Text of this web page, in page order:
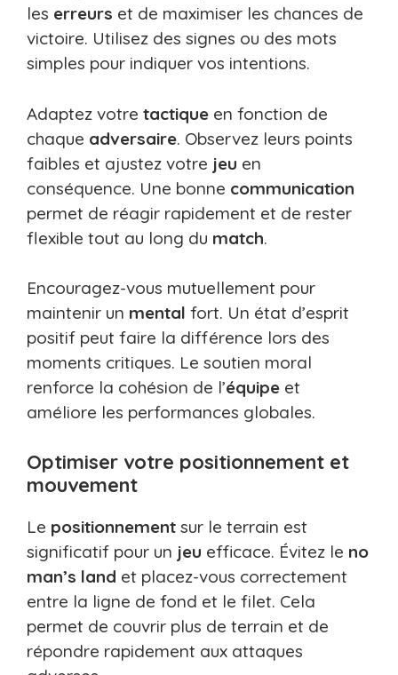
les erreurs et de maximiser les chances de
victoire. Utilisez des signes ou des mots
simples pour indiquer vos intentions.
Adaptez votre tactique en fonction de
chaque adversaire. Observez leurs points
faibles et ajustez votre jeu en
conséquence. Une bonne communication
permet de réagir rapidement et de rester
flexible tout au long du match.
Encouragez-vous mutuellement pour
maintenir un mental fort. Un état d’esprit
positif peut faire la différence lors des
moments critiques. Le soutien moral
renforce la cohésion de l’équipe et
améliore les performances globales.
Optimiser votre positionnement et
mouvement
Le positionnement sur le terrain est
significatif pour un jeu efficace. Évitez le no
man’s land et placez-vous correctement
entre la ligne de fond et le filet. Cela
permet de couvrir plus de terrain et de
répondre rapidement aux attaques